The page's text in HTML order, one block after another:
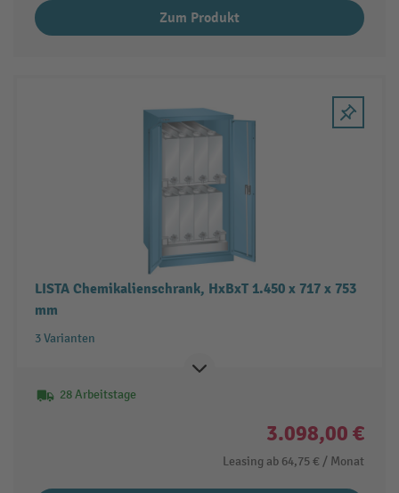
Zum Produkt
LISTA Chemikalienschrank, HxBxT 1.450 x 717 x 753
mm
3 Varianten
28 Arbeitstage
3.098,00 €
Leasing ab 64,75 € / Monat